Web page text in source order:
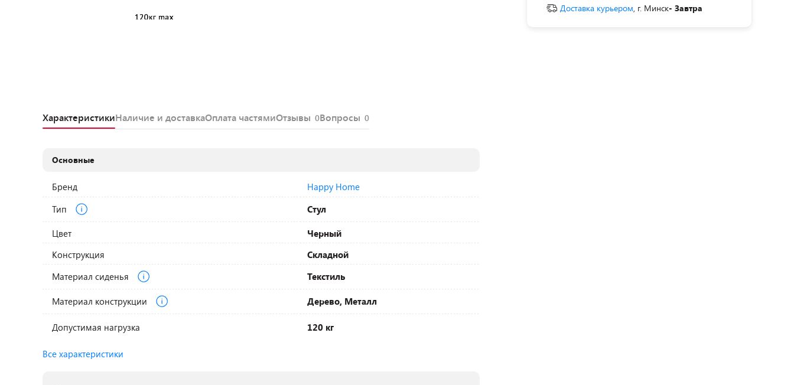
Доставка курьером, г. Минск- Завтра
ХарактеристикиНаличие и доставкаОплата частямиОтзывы 0Вопросы 0
Основные
Бренд
Happy Home
Тип
Стул
Цвет
Черный
Конструкция
Складной
Материал сиденья
Текстиль
Материал конструкции Дерево, Металл
Допустимая нагрузка 120 кг
Все характеристики